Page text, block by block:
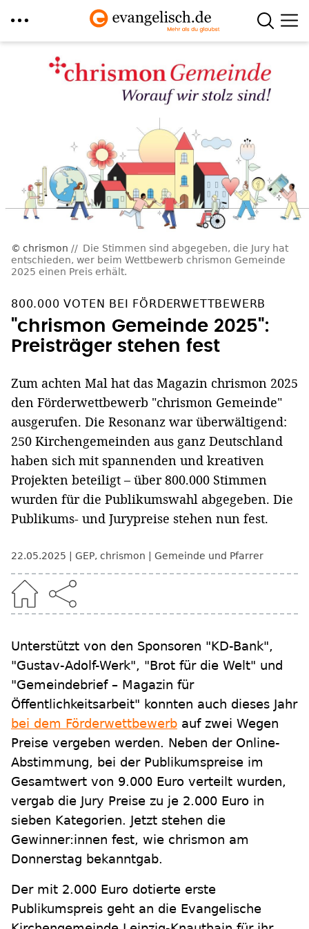
chrismon
Die Stimmen sind abgegeben, die Jury hat
entschieden, wer beim Wettbewerb chrismon Gemeinde
2025 einen Preis erhält.
800.000 VOTEN BEI FÖRDERWETTBEWERB
"chrismon Gemeinde 2025":
Preisträger stehen fest
Zum achten Mal hat das Magazin chrismon 2025
den Förderwettbewerb "chrismon Gemeinde"
ausgerufen. Die Resonanz war überwältigend:
250 Kirchengemeinden aus ganz Deutschland
haben sich mit spannenden und kreativen
Projekten beteiligt – über 800.000 Stimmen
wurden für die Publikumswahl abgegeben. Die
Publikums- und Jurypreise stehen nun fest.
22.05.2025 GEP, chrismon Gemeinde und Pfarrer
Unterstützt von den Sponsoren "KD-Bank",
"Gustav-Adolf-Werk", "Brot für die Welt" und
"Gemeindebrief – Magazin für
Öffentlichkeitsarbeit" konnten auch dieses Jahr
bei dem Förderwettbewerb auf zwei Wegen
Preise vergeben werden. Neben der Online-
Abstimmung, bei der Publikumspreise im
Gesamtwert von 9.000 Euro verteilt wurden,
vergab die Jury Preise zu je 2.000 Euro in
sieben Kategorien. Jetzt stehen die
Gewinner:innen fest, wie chrismon am
Donnerstag bekanntgab.
Der mit 2.000 Euro dotierte erste
Publikumspreis geht an die Evangelische